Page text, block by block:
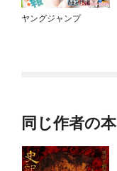
ヤングジャンプ
同じ作者の本